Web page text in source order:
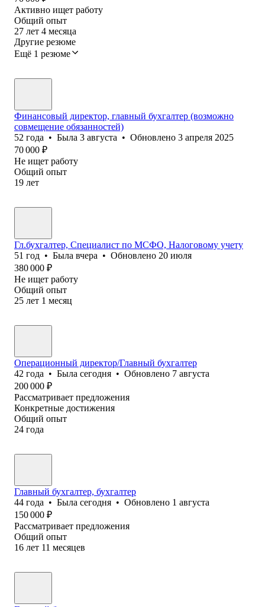
Активно ищет работу
Общий опыт
27 лет 4 месяца
Другие резюме
Ещё 1 резюме
Финансовый директор, главный бухгалтер (возможно
совмещение обязанностей)
52 года • Была 3 августа • Обновлено 3 апреля 2025
70 000 ₽
Не ищет работу
Общий опыт
19 лет
Гл.бухгалтер, Специалист по МСФО, Налоговому учету
51 год • Была вчера • Обновлено 20 июля
380 000 ₽
Не ищет работу
Общий опыт
25 лет 1 месяц
Операционный директор/Главный бухгалтер
42 года • Была сегодня • Обновлено 7 августа
200 000 ₽
Рассматривает предложения
Конкретные достижения
Общий опыт
24 года
Главный бухгалтер, бухгалтер
44 года • Была сегодня • Обновлено 1 августа
150 000 ₽
Рассматривает предложения
Общий опыт
16 лет 11 месяцев